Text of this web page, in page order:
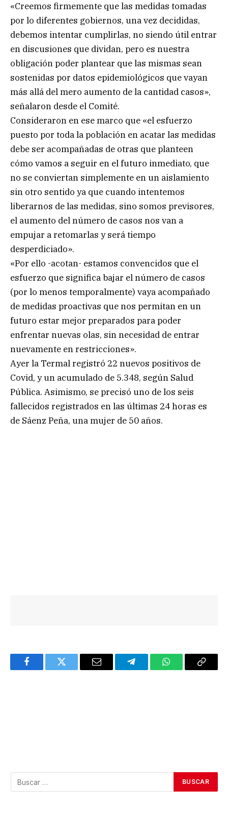
«Creemos firmemente que las medidas tomadas
por lo diferentes gobiernos, una vez decididas,
debemos intentar cumplirlas, no siendo útil entrar
en discusiones que dividan, pero es nuestra
obligación poder plantear que las mismas sean
sostenidas por datos epidemiológicos que vayan
más allá del mero aumento de la cantidad casos»,
señalaron desde el Comité.
Consideraron en ese marco que «el esfuerzo
puesto por toda la población en acatar las medidas
debe ser acompañadas de otras que planteen
cómo vamos a seguir en el futuro inmediato, que
no se conviertan simplemente en un aislamiento
sin otro sentido ya que cuando intentemos
liberarnos de las medidas, sino somos previsores,
el aumento del número de casos nos van a
empujar a retomarlas y será tiempo
desperdiciado».
«Por ello -acotan- estamos convencidos que el
esfuerzo que significa bajar el número de casos
(por lo menos temporalmente) vaya acompañado
de medidas proactivas que nos permitan en un
futuro estar mejor preparados para poder
enfrentar nuevas olas, sin necesidad de entrar
nuevamente en restricciones».
Ayer la Termal registró 22 nuevos positivos de
Covid, y un acumulado de 5.348, según Salud
Pública. Asimismo, se precisó uno de los seis
fallecidos registrados en las últimas 24 horas es
de Sáenz Peña, una mujer de 50 años.
FacebookTwitter Email TelegramWhatsAppCopy